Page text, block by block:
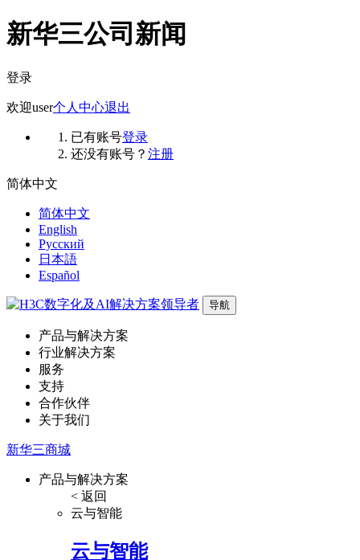
新华三公司新闻
登录
欢迎user个人中心退出
已有账号登录
还没有账号？ 注册
简体中文
简体中文
English
Русский
日本語
Español
导航
产品与解决方案
行业解决方案
服务
支持
合作伙伴
关于我们
新华三商城
产品与解决方案
< 返回
云与智能
云与智能